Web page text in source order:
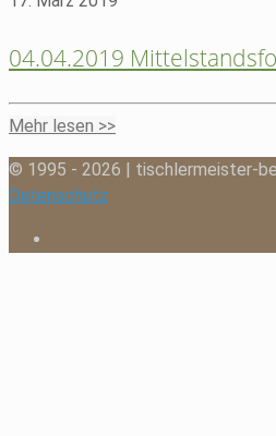
04.04.2019
Mehr lesen >>
© 1995 - 2026 | tischlermeister-
Datenschutz